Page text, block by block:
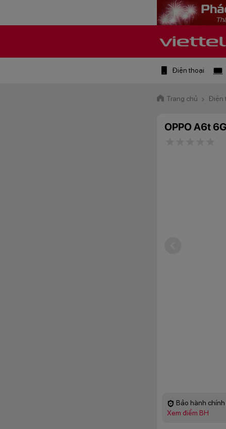
Điện thoại
Trang chủ Điện
OPPO A6t
Bảo hành
Xem điểm BH